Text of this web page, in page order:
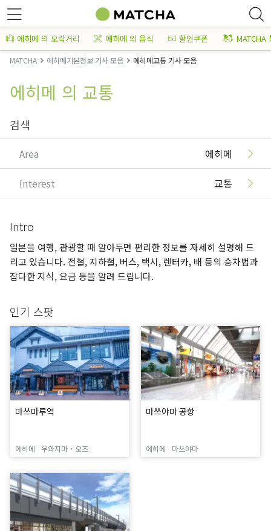
에히메 의 오락거리 에히메 의 음식 할인쿠폰 MATCHA
MATCHA 에히메기본정보 기사 모음 에히메교통 기사 모음
에히메 의 교통
검색
Area 에히메
Interest 교통
Intro
일본을 여행, 관광할 때 알아두면 편리한 정보를 자세히 설명해 드
리고 있습니다. 전철, 지하철, 버스, 택시, 렌터카, 배 등의 승차법과
잡다한 지식, 요금 등을 알려 드립니다.
인기 스팟
마쓰마루역
에히메 우와지마・오즈
마쓰야마 공항
에히메 마쓰야마